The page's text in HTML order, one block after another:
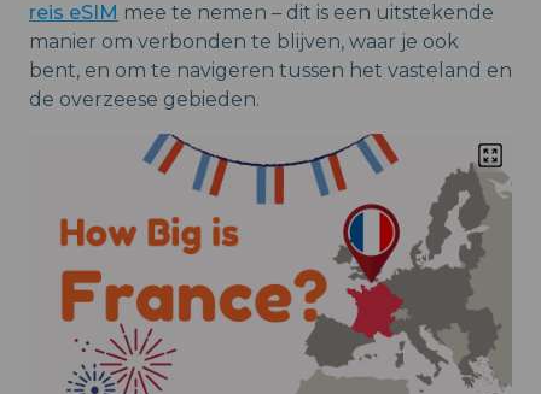
reis eSIM mee te nemen – dit is een uitstekende
manier om verbonden te blijven, waar je ook
bent, en om te navigeren tussen het vasteland en
de overzeese gebieden.